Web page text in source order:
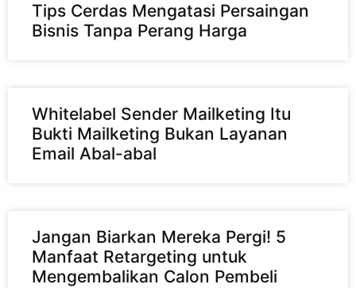
Tips Cerdas Mengatasi Persaingan
Bisnis Tanpa Perang Harga
Whitelabel Sender Mailketing Itu
Bukti Mailketing Bukan Layanan
Email Abal-abal
Jangan Biarkan Mereka Pergi! 5
Manfaat Retargeting untuk
Mengembalikan Calon Pembeli